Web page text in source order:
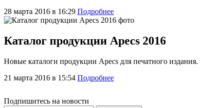
28 марта 2016 в 16:29 Подробнее
Каталог продукции Apecs 2016
Новые каталоги продукции Apecs для печатного издания.
21 марта 2016 в 15:54 Подробнее
Подпишитесь на новости